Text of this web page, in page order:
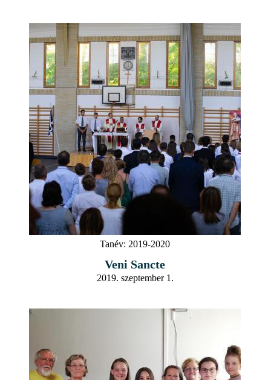
Tanév: 2019-2020
Veni Sancte
2019. szeptember 1.